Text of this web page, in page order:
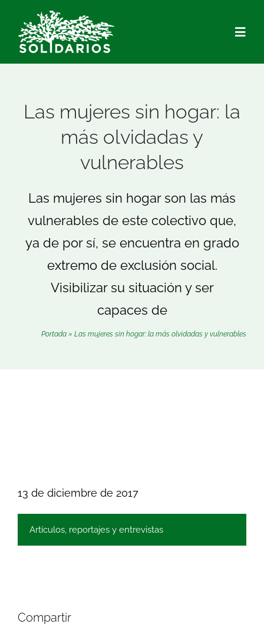
contenido
Qué hacemos
Hazte Socio/a
Voluntariado
Las mujeres sin hogar: la
más olvidadas y
vulnerables
Las mujeres sin hogar son las más
vulnerables de este colectivo que,
ya de por sí, se encuentra en grado
extremo de exclusión social.
Visibilizar su situación y ser
capaces de
Portada » Las mujeres sin hogar: la más olvidadas y vulnerables
13 de diciembre de 2017
Artículos, reportajes y entrevistas
Compartir